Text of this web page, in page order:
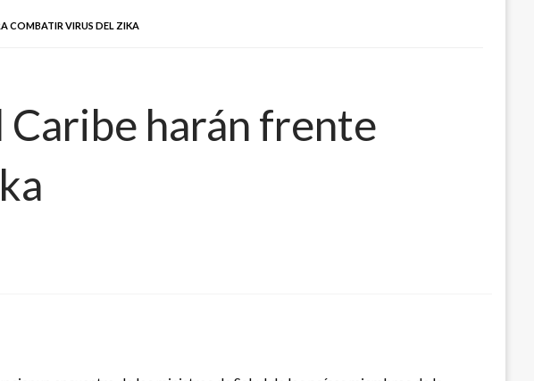
COMBATIR VIRUS DEL ZIKA
Caribe harán frente